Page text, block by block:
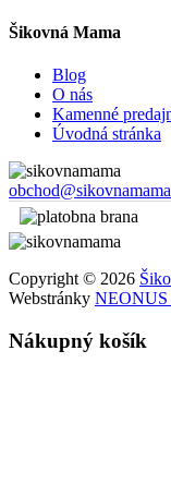
Šikovná Mama
Blog
O nás
Kamenné
Úvodná stránka
Copyright © 2026
Webstránky NEONUS
Nákupný košík